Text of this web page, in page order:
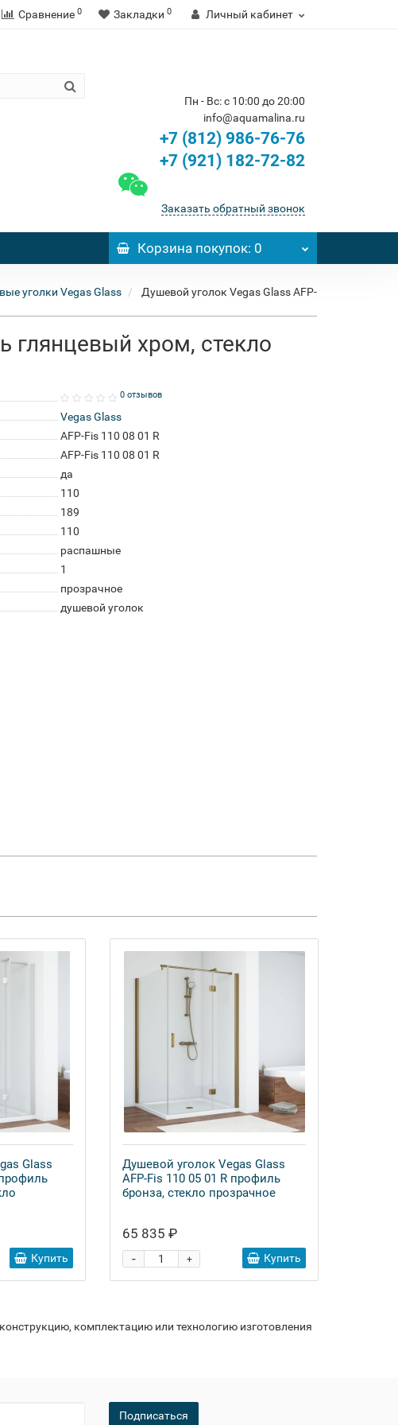
Сравнение 0 Закладки 0 Личный кабинет
Пн - Вс: с 10:00 до 20:00
info@aquamalina.ru
+7 (812) 986-76-76
+7 (921) 182-72-82
Заказать обратный звонок
Корзинапокупок: 0
уголки Vegas Glass
Душевой уголок Vegas Glass AFP-
глянцевый хром, стекло
0 отзывов
Vegas Glass
AFP-Fis 110 08 01 R
AFP-Fis 110 08 01 R
да
110
189
110
распашные
1
прозрачное
душевой уголок
Glass
Купить
Душевой уголок Vegas Glass
AFP-Fis 110 05 01 R профиль
бронза, стекло прозрачное
65 835 ₽
+
- Купить
комплектацию или технологию изготовления
Подписаться